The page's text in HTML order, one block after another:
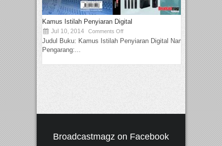
Kamus Istilah Penyiaran Digital
Jul 10, 2014 Comments Off
Judul Buku: Kamus Istilah Penyiaran Digital Nama
Pengarang:...
Broadcastmagz on Facebook